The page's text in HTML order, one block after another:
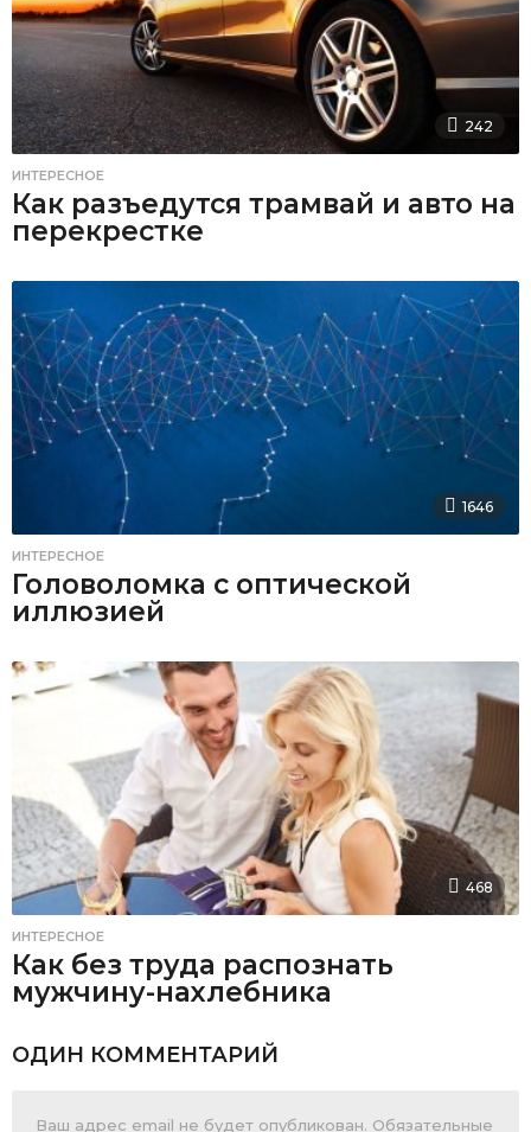
242
ИНТЕРЕСНОЕ
Как разъедутся трамвай и авто на
перекрестке
1646
ИНТЕРЕСНОЕ
Головоломка с оптической
иллюзией
468
ИНТЕРЕСНОЕ
Как без труда распознать
мужчину-нахлебника
ОДИН КОММЕНТАРИЙ
Ваш адрес email не будет опубликован. Обязательные